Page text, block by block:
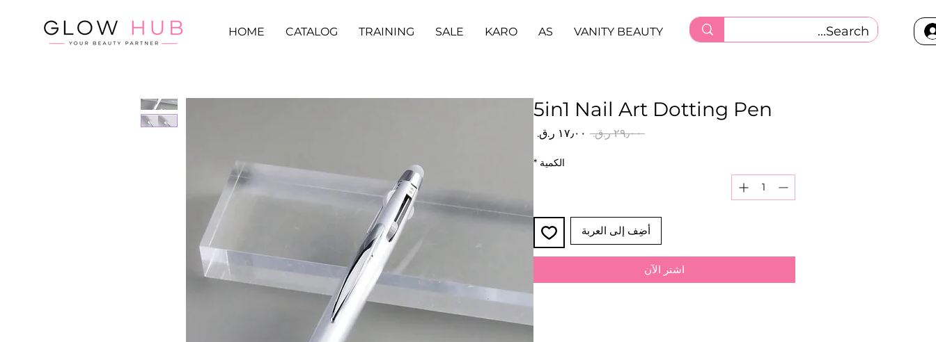
HOME CATALOG TRAINING SALE KARO AS VANITY BEAUTY
5in1 Nail Art Dotting Pen
‏٢٩٫٠٠ ر.ق.‏
سعر
الكمية *
أضِف إلى العربة
اشترِ الآن